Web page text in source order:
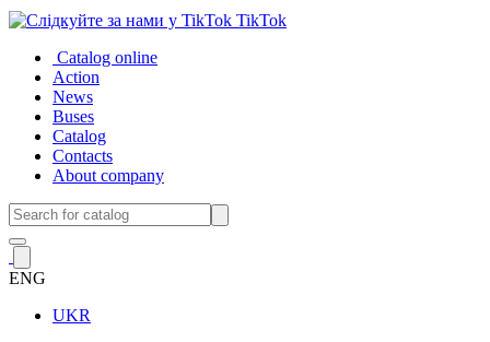
TikTok
Catalog online
Action
News
Buses
Catalog
Contacts
About company
ENG
UKR